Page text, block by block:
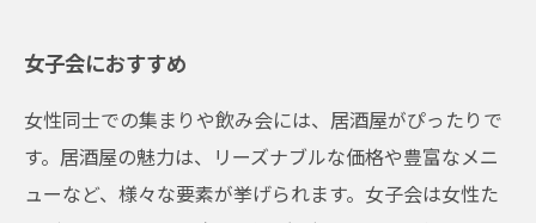
女子会におすすめ
女性同士での集まりや飲み会には、居酒屋がぴったりで
す。居酒屋の魅力は、リーズナブルな価格や豊富なメニ
ューなど、様々な要素が挙げられます。女子会は女性た